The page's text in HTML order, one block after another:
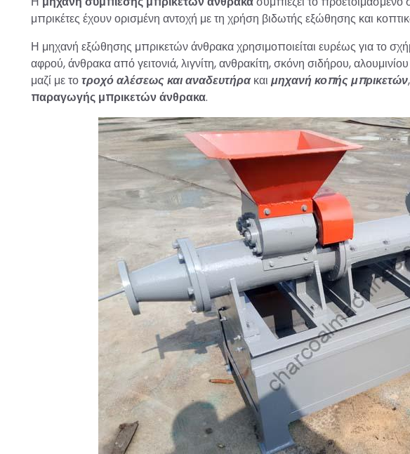
μπρικέτες έχουν ορισμένη αντοχή με τη χρήση βιδωτής εξώθησης και
Η μηχανή εξώθησης μπρικετών άνθρακα χρησιμοποιείται ευρέως για το
αφρού, άνθρακα από γειτονιά, λιγνίτη, ανθρακίτη, σκόνη σιδήρου,
μαζί με τοτροχό αλέσεως και αναδευτήρακαι μηχανή κοπής μπρικετών
παραγωγής μπρικετών άνθρακα.